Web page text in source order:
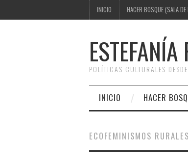
INICIO HACER BOSQUE (SALA
POLÍTICAS CULTURALES
INICIO HACER
ECOFEMINISMOS RURALES